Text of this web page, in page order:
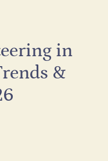
in
&